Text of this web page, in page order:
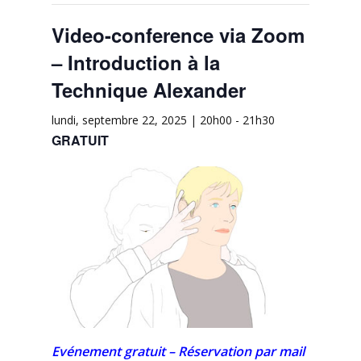
Video-conference via Zoom
– Introduction à la
Technique Alexander
lundi, septembre 22, 2025 | 20h00 - 21h30
GRATUIT
Evénement gratuit – Réservation par mail